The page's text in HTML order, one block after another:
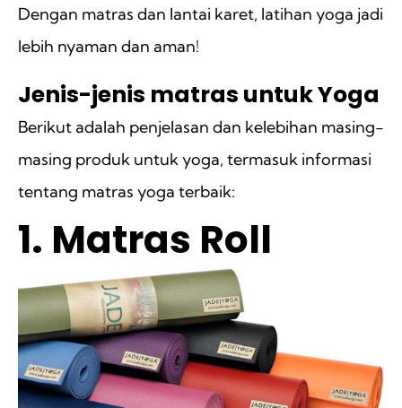
Dengan matras dan lantai karet, latihan yoga jadi
lebih nyaman dan aman!
Jenis-jenis matras untuk Yoga
Berikut adalah penjelasan dan kelebihan masing-
masing produk untuk yoga, termasuk informasi
tentang matras yoga terbaik:
1. Matras Roll